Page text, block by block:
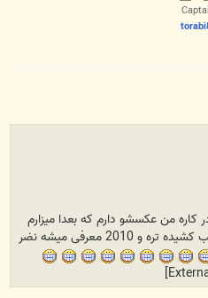
شفق 3 هم در کاره من عکسشو دارم که بعدا میزارم
بالهاش کمی از شفق 1.2 به عقب کشیده تره و 2010 معرفی میشه نضر